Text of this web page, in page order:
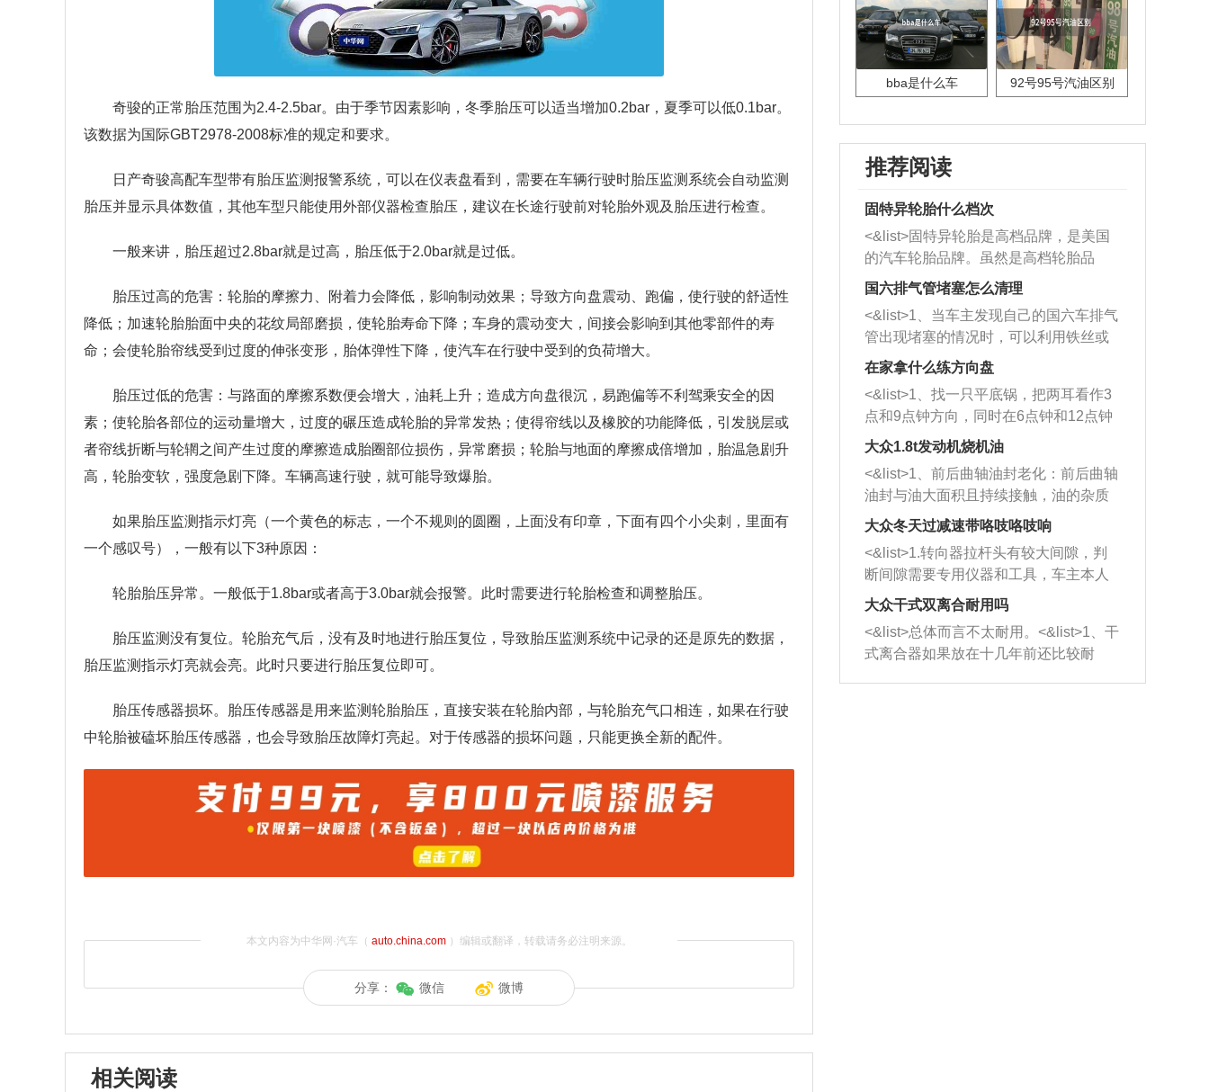
奇骏的正常胎压范围为2.4-2.5bar。由于季节因素影响，冬季胎压可以适当增加0.2bar，夏季可以低0.1bar。
该数据为国际GBT2978-2008标准的规定和要求。
日产奇骏高配车型带有胎压监测报警系统，可以在仪表盘看到，需要在车辆行驶时胎压监测系统会自动监测
胎压并显示具体数值，其他车型只能使用外部仪器检查胎压，建议在长途行驶前对轮胎外观及胎压进行检查。
一般来讲，胎压超过2.8bar就是过高，胎压低于2.0bar就是过低。
胎压过高的危害：轮胎的摩擦力、附着力会降低，影响制动效果；导致方向盘震动、跑偏，使行驶的舒适性
降低；加速轮胎胎面中央的花纹局部磨损，使轮胎寿命下降；车身的震动变大，间接会影响到其他零部件的寿
命；会使轮胎帘线受到过度的伸张变形，胎体弹性下降，使汽车在行驶中受到的负荷增大。
胎压过低的危害：与路面的摩擦系数便会增大，油耗上升；造成方向盘很沉，易跑偏等不利驾乘安全的因
素；使轮胎各部位的运动量增大，过度的碾压造成轮胎的异常发热；使得帘线以及橡胶的功能降低，引发脱层或
者帘线折断与轮辋之间产生过度的摩擦造成胎圈部位损伤，异常磨损；轮胎与地面的摩擦成倍增加，胎温急剧升
高，轮胎变软，强度急剧下降。车辆高速行驶，就可能导致爆胎。
如果胎压监测指示灯亮（一个黄色的标志，一个不规则的圆圈，上面没有印章，下面有四个小尖刺，里面有
一个感叹号），一般有以下3种原因：
轮胎胎压异常。一般低于1.8bar或者高于3.0bar就会报警。此时需要进行轮胎检查和调整胎压。
胎压监测没有复位。轮胎充气后，没有及时地进行胎压复位，导致胎压监测系统中记录的还是原先的数据，
胎压监测指示灯亮就会亮。此时只要进行胎压复位即可。
胎压传感器损坏。胎压传感器是用来监测轮胎胎压，直接安装在轮胎内部，与轮胎充气口相连，如果在行驶
中轮胎被磕坏胎压传感器，也会导致胎压故障灯亮起。对于传感器的损坏问题，只能更换全新的配件。
本文内容为中华网·汽车（ auto.china.com）编辑或翻译，转载请务必注明来源。
分享： 微信 微博
相关阅读
bba是什么车 92号95号汽油区别
推荐阅读
固特异轮胎什么档次
<&list>固特异轮胎是高档品牌，是美国
的汽车轮胎品牌。虽然是高档轮胎品
牌，但是中高低端的轮胎都有生产，这
也是为了更好的开拓市场。
国六排气管堵塞怎么清理
<&list>1、当车主发现自己的国六车排气
管出现堵塞的情况时，可以利用铁丝或
者是细棍，直接将杂物给取出来，如果
堵塞情况比较严重，也可以采取应急措
施。 <&list>2、直接利用木棍将所有的
杂物推到排气管里面的位置处，然后将
三元催化器拆解开，就可以将堵塞的东
西取出来。但如果是因为积碳过多引起
的堵塞，就需要将三元催化器泡在草酸
洗剂对堵塞的情况得到解决，将清洗剂
放在燃油箱中，与燃油混合后，车辆启
动时，就可以和汽油一起进入到燃烧
室，最后形成废气排出，就可以让三元
催化器得到清洗，排气管堵塞的情况就
能够得到解决。
在家拿什么练方向盘
<&list>1、找一只平底锅，把两耳看作3
点和9点钟方向，同时在6点钟和12点钟
方向做一个标记。 <&list>2、双手握住
一圈半的练习，往右同样也要打相同的
圈数。 <&list>3、最后强调要反复练
习，这样就可以形成肌肉记忆，在真实
驾驶车辆时，不需要记忆也能打好方
向。
大众1.8t发动机烧机油
<&list>1、前后曲轴油封老化：前后曲轴
油封与油大面积且持续接触，油的杂质
和发动机内持续温度变化使其密封效果
逐渐减弱，导致渗油或漏油。<&list>2、
活塞间隙过大：积碳会使活塞环与缸体
的间隙扩大，导致机油流入燃烧室中，
造成烧机油。<&list>3、机油粘度。使用
机油粘度过小的话，同样会有烧机油现
象，机油粘度过小具有很好的流动性，
大众冬天过减速带咯吱咯吱响
<&list>1.转向器拉杆头有较大间隙，判
断间隙需要专用仪器和工具，车主本人
无法制作，需要将车辆送到修理厂或4s
店；<&list>2.车辆半轴套管防尘罩破
裂，破裂后会出现漏油现象，使半轴磨
损严重，磨损的半轴容易损坏，产生异
响；<&list>3.稳定器的转向胶套和球头
大众干式双离合耐用吗
<&list>总体而言不太耐用。<&list>1、干
式离合器如果放在十几年前还比较耐